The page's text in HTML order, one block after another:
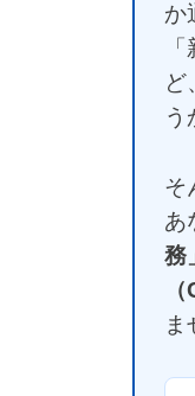
か
ど
う
そ
あ
務
ま